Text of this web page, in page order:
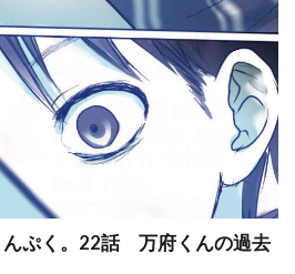
んぷく。22話 万府くんの過去